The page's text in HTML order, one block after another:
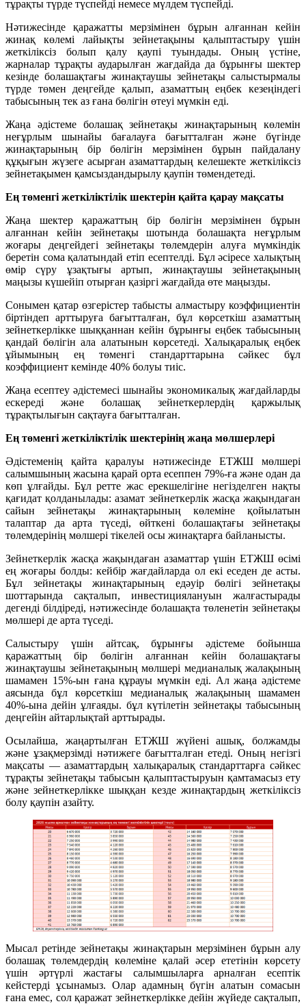
тұрақты түрде түспейді немесе мүлдем түспейді.
Нәтижесінде қаражатты мерзімінен бұрын алғаннан кейін
жинақ көлемі лайықты зейнетақыны қалыптастыру үшін
жеткіліксіз болып қалу қаупі туындады. Оның үстіне,
жарналар тұрақты аударылған жағдайда да бұрынғы шектер
кезінде болашақтағы жинақтаушы зейнетақы салыстырмалы
түрде төмен деңгейде қалып, азаматтың еңбек кезеңіндегі
табысының тек аз ғана бөлігін өтеуі мүмкін еді.
Жаңа әдістеме болашақ зейнетақы жинақтарының көлемін
неғұрлым шынайы бағалауға бағытталған және бүгінде
жинақтарының бір бөлігін мерзімінен бұрын пайдалану
құқығын жүзеге асырған азаматтардың келешекте жеткіліксіз
зейнетақымен қамсыздандырылу қаупін төмендетеді.
Ең төменгі жеткіліктілік шектерін қайта қарау мақсаты
Жаңа шектер қаражаттың бір бөлігін мерзімінен бұрын
алғаннан кейін зейнетақы шотында болашақта неғұрлым
жоғары деңгейдегі зейнетақы төлемдерін алуға мүмкіндік
беретін сома қалатындай етіп есептелді. Бұл әсіресе халықтың
өмір сүру ұзақтығы артып, жинақтаушы зейнетақының
маңызы күшейіп отырған қазіргі жағдайда өте маңызды.
Сонымен қатар өзгерістер табысты алмастыру коэффициентін
біртіндеп арттыруға бағытталған, бұл көрсеткіш азаматтың
зейнеткерлікке шыққаннан кейін бұрынғы еңбек табысының
қандай бөлігін ала алатынын көрсетеді. Халықаралық еңбек
ұйымының ең төменгі стандарттарына сәйкес бұл
коэффициент кемінде 40% болуы тиіс.
Жаңа есептеу әдістемесі шынайы экономикалық жағдайларды
ескереді және болашақ зейнеткерлердің қаржылық
тұрақтылығын сақтауға бағытталған.
Ең төменгі жеткіліктілік шектерінің жаңа мөлшерлері
Әдістеменің қайта қаралуы нәтижесінде ЕТЖШ мөлшері
салымшының жасына қарай орта есеппен 79%-ға және одан да
көп ұлғайды. Бұл ретте жас ерекшелігіне негізделген нақты
қағидат қолданылады: азамат зейнеткерлік жасқа жақындаған
сайын зейнетақы жинақтарының көлеміне қойылатын
талаптар да арта түседі, өйткені болашақтағы зейнетақы
төлемдерінің мөлшері тікелей осы жинақтарға байланысты.
Зейнеткерлік жасқа жақындаған азаматтар үшін ЕТЖШ өсімі
ең жоғары болды: кейбір жағдайларда ол екі еседен де асты.
Бұл зейнетақы жинақтарының едәуір бөлігі зейнетақы
шоттарында сақталып, инвестициялануын жалғастырады
дегенді білдіреді, нәтижесінде болашақта төленетін зейнетақы
мөлшері де арта түседі.
Салыстыру үшін айтсақ, бұрынғы әдістеме бойынша
қаражаттың бір бөлігін алғаннан кейін болашақтағы
жинақтаушы зейнетақының мөлшері медианалық жалақының
шамамен 15%-ын ғана құрауы мүмкін еді. Ал жаңа әдістеме
аясында бұл көрсеткіш медианалық жалақының шамамен
40%-ына дейін ұлғаяды. бұл күтілетін зейнетақы табысының
деңгейін айтарлықтай арттырады.
Осылайша, жаңартылған ЕТЖШ жүйені ашық, болжамды
және ұзақмерзімді нәтижеге бағытталған етеді. Оның негізгі
мақсаты — азаматтардың халықаралық стандарттарға сәйкес
тұрақты зейнетақы табысын қалыптастыруын қамтамасыз ету
және зейнеткерлікке шыққан кезде жинақтардың жеткіліксіз
болу қаупін азайту.
Мысал ретінде зейнетақы жинақтарын мерзімінен бұрын алу
болашақ төлемдердің көлеміне қалай әсер ететінін көрсету
үшін әртүрлі жастағы салымшыларға арналған есептік
кейстерді ұсынамыз. Олар адамның бүгін алатын сомасын
ғана емес, сол қаражат зейнеткерлікке дейін жүйеде сақталып,